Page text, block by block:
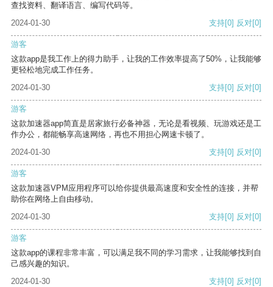
查找资料、翻译语言、编写代码等。
2024-01-30
支持[0] 反对[0]
游客
这款app是我工作上的得力助手，让我的工作效率提高了50%，让我能够
更轻松地完成工作任务。
2024-01-30
支持[0] 反对[0]
游客
这款加速器app简直是居家旅行必备神器，无论是看视频、玩游戏还是工
作办公，都能畅享高速网络，再也不用担心网速卡顿了。
2024-01-30
支持[0] 反对[0]
游客
这款加速器VPM应用程序可以给你提供最高速度和安全性的连接，并帮
助你在网络上自由移动。
2024-01-30
支持[0] 反对[0]
游客
这款app的课程非常丰富，可以满足我不同的学习需求，让我能够找到自
己感兴趣的知识。
2024-01-30
支持[0] 反对[0]